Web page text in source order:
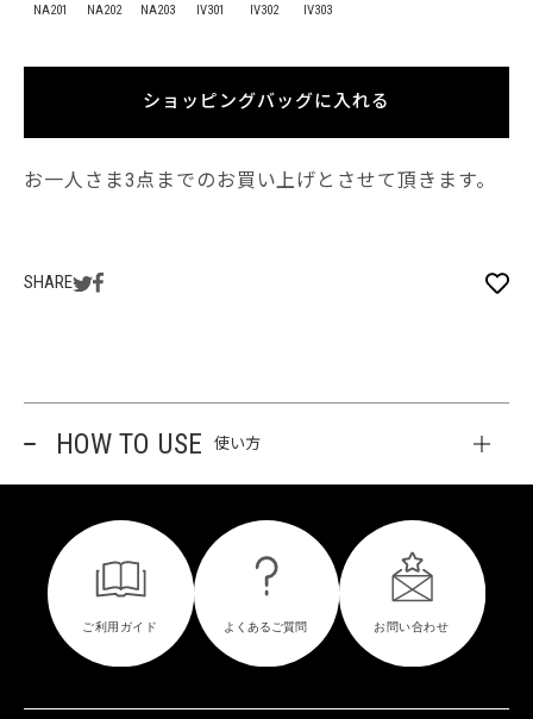
NA201 NA202 NA203 IV301 IV302 IV303
ショッピングバッグに入れる
お一人さま3点までのお買い上げとさせて頂きます。
SHARE
HOW TO USE 使い方